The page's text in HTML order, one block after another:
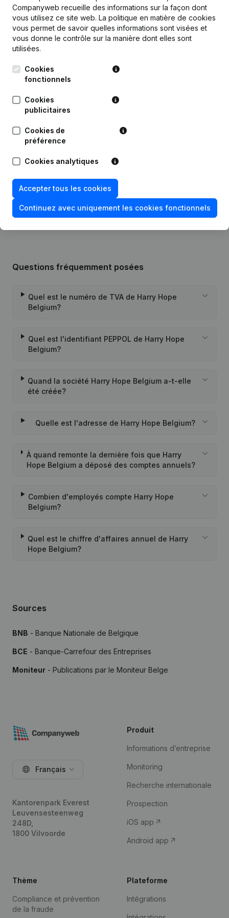
Publicationsde Harry Hope Belgium
30-04-2026
02-04-2025
06-03-2024
08-02-2024 Demissions, Nominations
Rubrique Constitution (Nouvelle
Personne Morale, Ouverture
Succursale, etc...)
Questions fréquemment posées
Quel est le numéro de TVA de Harry Hope
Belgium?
Quel est l'identifiant PEPPOL de Harry Hope
Belgium?
Quand la société Harry Hope Belgium a-t-elle
été créée?
Quelle est l'adresse de Harry Hope Belgium?
À quand remonte la dernière fois que Harry
Hope Belgium a déposé des comptes annuels?
Combien d'employés compte Harry Hope
Belgium?
Quel est le chiffre d'affaires annuel de Harry
Hope Belgium?
Sources
BNB - Banque Nationale de Belgique
BCE - Banque-Carrefour des Entreprises
Moniteur - Publications par le Moniteur Belge
Companyweb recueille des informations sur la façon dont
vous utilisez ce site web. La politique en matière de cookies
vous permet de savoir quelles informations sont visées et
vous donne le contrôle sur la manière dont elles sont
utilisées.
Cookies
fonctionnels
Cookies
publicitaires
Cookies de
préférence
Cookies analytiques
Accepter tous les cookies
Continuez avec uniquement les cookies fonctionnels
Français
Kantorenpark Everest
Leuvensesteenweg
248D,
1800 Vilvoorde
Produit
Informations d’entreprise
Monitoring
Recherche internationale
Prospection
iOS app
Android app
Thème
Compliance et prévention
de la fraude
Plateforme
Intégrations